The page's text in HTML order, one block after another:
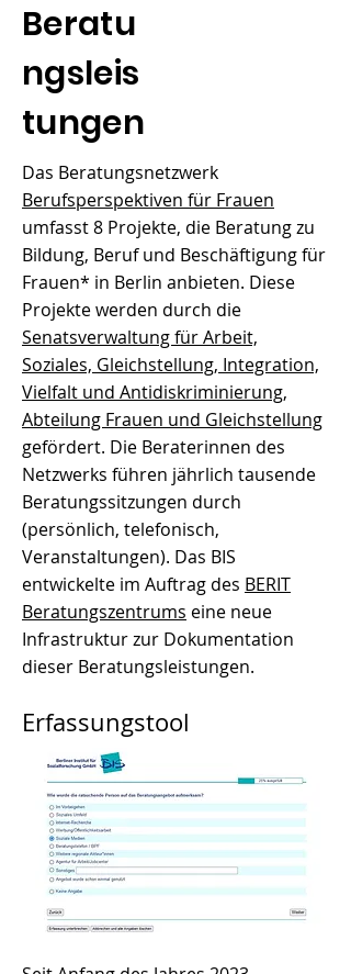
Beratu
ngsleis
tungen
Das Beratungsnetzwerk
Berufsperspektiven für Frauen
umfasst 8 Projekte, die Beratung zu
Bildung, Beruf und Beschäftigung für
Frauen* in Berlin anbieten. Diese
Projekte werden durch die
Senatsverwaltung für Arbeit,
Soziales, Gleichstellung, Integration,
Vielfalt und Antidiskriminierung,
Abteilung Frauen und Gleichstellung
gefördert. Die Beraterinnen des
Netzwerks führen jährlich tausende
Beratungssitzungen durch
(persönlich, telefonisch,
Veranstaltungen). Das BIS
entwickelte im Auftrag des BERIT
Beratungszentrums eine neue
Infrastruktur zur Dokumentation
dieser Beratungsleistungen.
Erfassungstool